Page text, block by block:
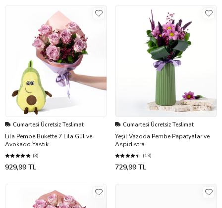
Cumartesi Ücretsiz Teslimat
Lila Pembe Bukette 7 Lila Gül ve
Avokado Yastık
(3)
929,99 TL
Cumartesi Ücretsiz Teslimat
Yeşil Vazoda Pembe Papatyalar ve
Aspidistra
(19)
729,99 TL